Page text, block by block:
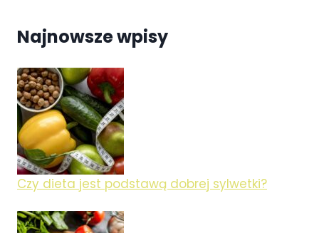
Najnowsze wpisy
Czy dieta jest podstawą dobrej sylwetki?